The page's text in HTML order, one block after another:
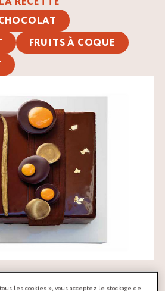
FRUITS À COQUE
les cookies », vous acceptez le stockage de